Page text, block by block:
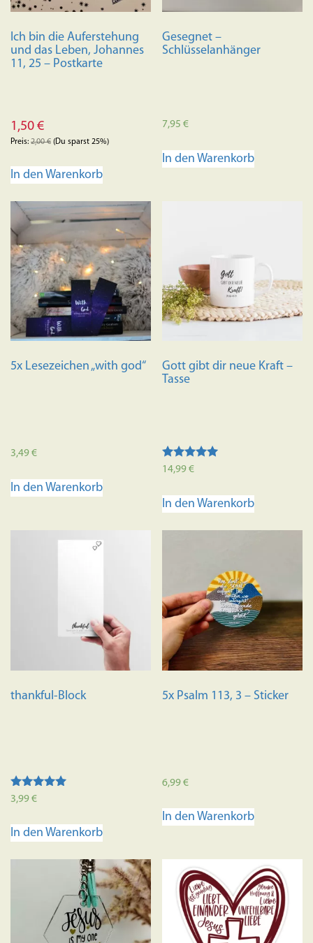
Ich bin die Auferstehung
und das Leben, Johannes
11, 25 – Postkarte
1,50 €
Preis: 2,00€ (Du sparst 25%)
In den Warenkorb
Gesegnet –
Schlüsselanhänger
7,95€
In den Warenkorb
5x Lesezeichen „with god“
3,49€
In den Warenkorb
Gott gibt dir neue Kraft –
Tasse
Bewertet mit
14,99€
In den Warenkorb
thankful-Block
Bewertet mit
3,99€
In den Warenkorb
5x Psalm 113, 3 – Sticker
6,99€
In den Warenkorb